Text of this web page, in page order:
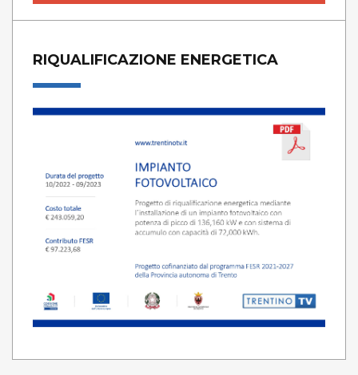
RIQUALIFICAZIONE ENERGETICA